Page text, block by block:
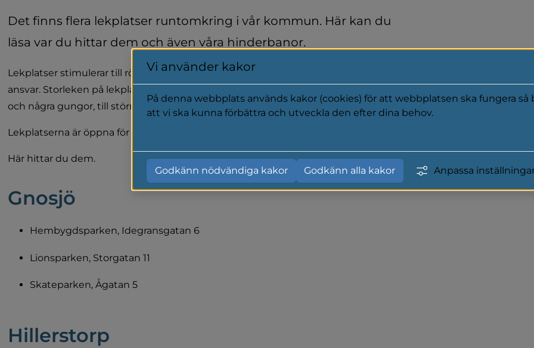
Det finns flera lekplatser runtomkring i vår kommun. Här kan du
läsa var du hittar dem och även våra hinderbanor.
Lekplatser stimulerar till rörelse för våra barn. Här leker barnen fritt under ditt
ansvar. Storleken på lekplatserna varierar, från mycket enkla med en sandlåda
och några gungor, till större lekplatser med klättervägg för barn i olika åldrar.
Lekplatserna är öppna för alla och oftast finns det bord och bänkar i anslutning.
Här hittar du dem.
Gnosjö
Hembygdsparken, Idegransgatan 6
Lionsparken, Storgatan 11
Skateparken, Ågatan 5
Hillerstorp
Vi använder kakor
På denna webbplats används kakor (cookies) för att webbplatsen ska fungera
att vi ska kunna förbättra och utveckla den efter dina behov.
Godkänn nödvändiga kakor Godkänn alla kakor Anpassa